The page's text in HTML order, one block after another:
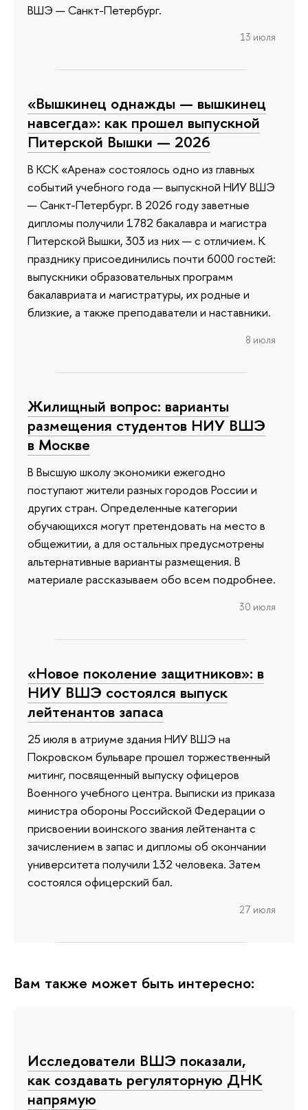
ВШЭ — Санкт-Петербург.
13 июля
«Вышкинец однажды — вышкинец
навсегда»: как прошел выпускной
Питерской Вышки — 2026
В КСК «Арена» состоялось одно из главных
событий учебного года — выпускной НИУ ВШЭ
— Санкт-Петербург. В 2026 году заветные
дипломы получили 1782 бакалавра и магистра
Питерской Вышки, 303 из них — с отличием. К
празднику присоединились почти 6000 гостей:
выпускники образовательных программ
бакалавриата и магистратуры, их родные и
близкие, а также преподаватели и наставники.
8 июля
Жилищный вопрос: варианты
размещения студентов НИУ ВШЭ
в Москве
В Высшую школу экономики ежегодно
поступают жители разных городов России и
других стран. Определенные категории
обучающихся могут претендовать на место в
общежитии, а для остальных предусмотрены
альтернативные варианты размещения. В
материале рассказываем обо всем подробнее.
30 июля
«Новое поколение защитников»: в
НИУ ВШЭ состоялся выпуск
лейтенантов запаса
25 июля в атриуме здания НИУ ВШЭ на
Покровском бульваре прошел торжественный
митинг, посвященный выпуску офицеров
Военного учебного центра. Выписки из приказа
министра обороны Российской Федерации о
присвоении воинского звания лейтенанта с
зачислением в запас и дипломы об окончании
университета получили 132 человека. Затем
состоялся офицерский бал.
27 июля
Вам также может быть интересно:
Исследователи ВШЭ показали,
как создавать регуляторную ДНК
напрямую